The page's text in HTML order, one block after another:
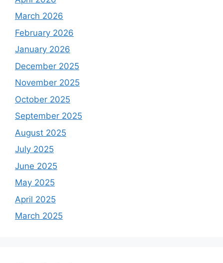
March 2026
February 2026
January 2026
December 2025
November 2025
October 2025
September 2025
August 2025
July 2025
June 2025
May 2025
April 2025
March 2025